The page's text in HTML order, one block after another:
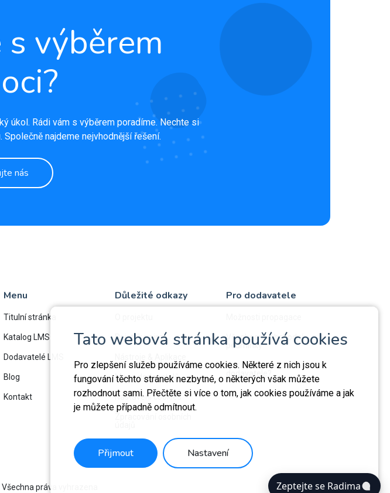
Tato webová stránka používá cookies
Pro zlepšení služeb používáme cookies. Některé z nich jsou k
fungování těchto stránek nezbytné, o některých však můžete
rozhodnout sami. Přečtěte si více o tom, jak cookies používáme a jak
je můžete případně odmítnout.
Přijmout Nastavení
Zeptejte se Radima
výběrem
úkol. Rádi vám s výběrem poradíme. Nechte si
najdeme nejvhodnější řešení.
nás
Menu
Titulní stránka
Katalog LMS
Dodavatelé LMS
Blog
Kontakt
Důležité odkazy
Rejstřík pojmů
Mapa dodavatelů
Nastavení cookies
Pro dodavatele
Všeobecné obchodní
podmínky
Jak ověřujeme
dodavatele?
Všechna práva vyhrazena